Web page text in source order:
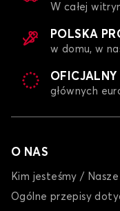
W całej
POLSKA
w domu, w
OFICJALNY
głównych
O NAS
Kim jesteśmy /
Ogólne przepisy